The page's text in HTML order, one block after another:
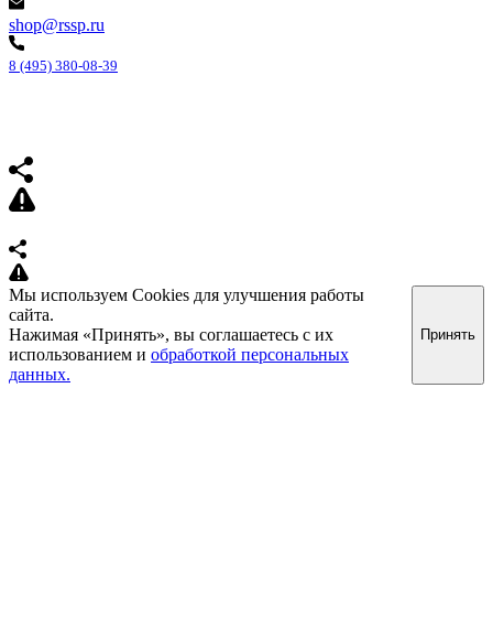
shop@rssp.ru
8 (495) 380-08-39
Мы используем Cookies для улучшения работы
сайта.
Нажимая «Принять», вы соглашаетесь с их
использованием и обработкой персональных
данных.
Принять